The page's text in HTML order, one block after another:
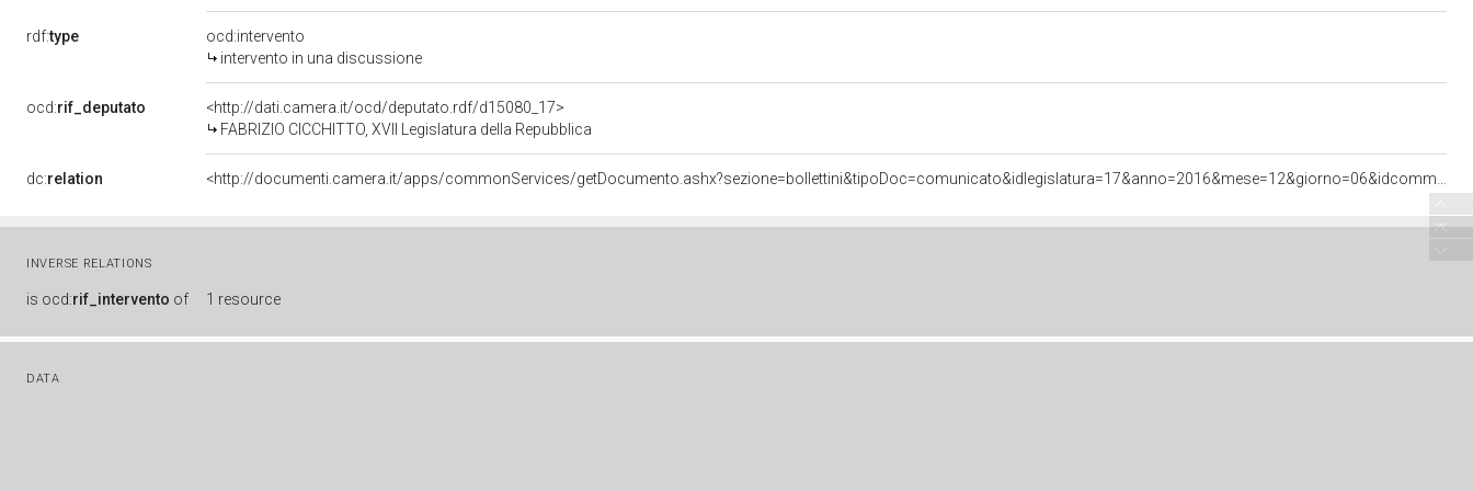
rdf:type
ocd:intervento
intervento in una discussione
ocd:rif_deputato
<http://dati.camera.it/ocd/deputato.rdf/d15080_17>
FABRIZIO CICCHITTO, XVII Legislatura della Repubblica
dc:relation
INVERSE RELATIONS
is ocd:rif_intervento of 1 resource
DATA